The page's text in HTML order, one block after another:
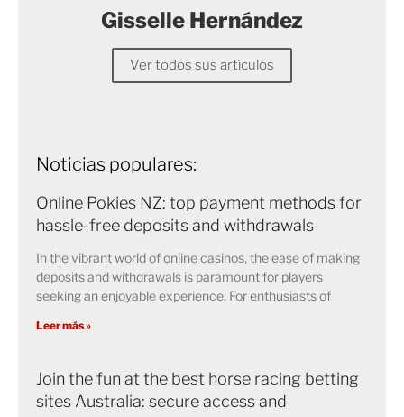
Gisselle Hernández
Ver todos sus artículos
Noticias populares:
Online Pokies NZ: top payment methods for
hassle-free deposits and withdrawals
In the vibrant world of online casinos, the ease of making
deposits and withdrawals is paramount for players
seeking an enjoyable experience. For enthusiasts of
Leer más »
Join the fun at the best horse racing betting
sites Australia: secure access and